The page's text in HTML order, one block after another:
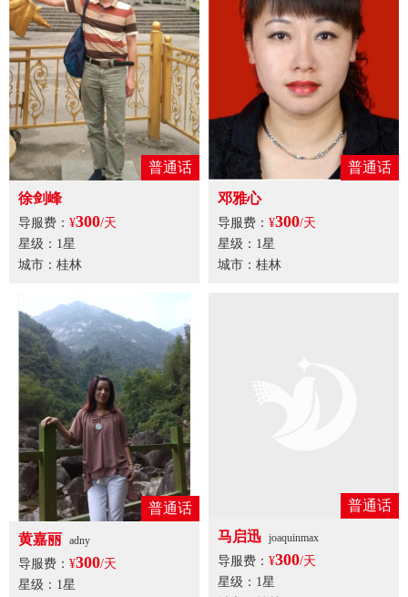
普通话
徐剑峰
导服费： ¥300/天
星级：1星
城市：桂林
普通话
邓雅心
导服费： ¥300/天
星级：1星
城市：桂林
普通话
黄嘉丽 adny
导服费： ¥300/天
星级：1星
普通话
马启迅 joaquinmax
导服费： ¥300/天
星级：1星